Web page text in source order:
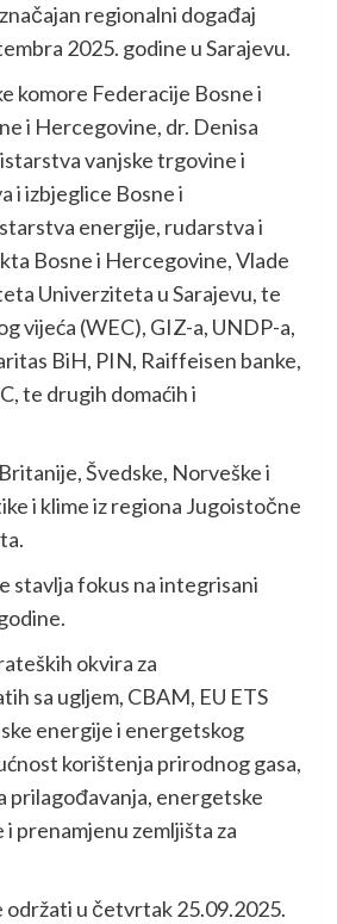
regionalni događaj
2025. godine u Sarajevu.
komore Federacije Bosne i
i Hercegovine, dr. Denisa
vanjske trgovine i
i izbjeglice Bosne i
energije, rudarstva i
Bosne i Hercegovine, Vlade
Univerziteta u Sarajevu, te
vijeća (WEC), GIZ-a, UNDP-a,
BiH, PIN, Raiffeisen banke,
te drugih domaćih i
Švedske, Norveške i
i klime iz regiona Jugoistočne
stavlja fokus na integrisani
okvira za
sa ugljem, CBAM, EU ETS
energije i energetskog
korištenja prirodnog gasa,
prilagođavanja, energetske
prenamjenu zemljišta za
održati u četvrtak 25.09.2025.